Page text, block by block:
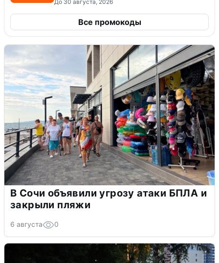
До 30 августа, 2026
Все промокоды
В Сочи объявили угрозу атаки БПЛА и
закрыли пляжи
6 августа 0